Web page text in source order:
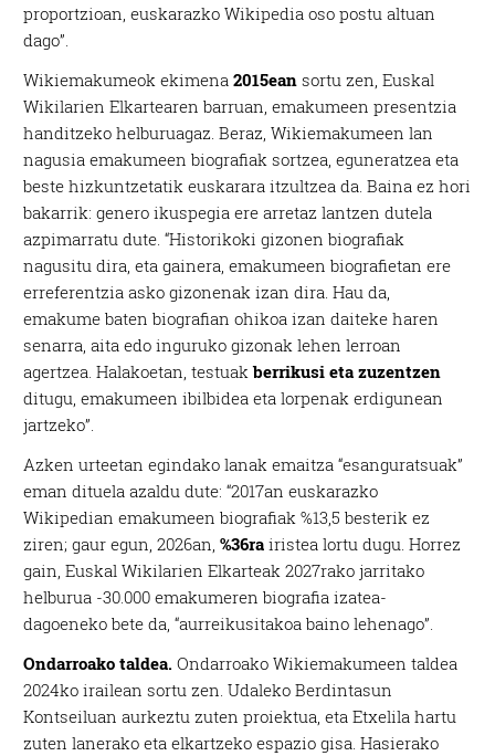
proportzioan, euskarazko Wikipedia oso postu altuan
dago”.
Wikiemakumeok ekimena2015ean sortu zen, Euskal
Wikilarien Elkartearen barruan, emakumeen presentzia
handitzeko helburuagaz. Beraz, Wikiemakumeen lan
nagusia emakumeen biografiak sortzea, eguneratzea eta
beste hizkuntzetatik euskarara itzultzea da. Baina ez hori
bakarrik: genero ikuspegia ere arretaz lantzen dutela
azpimarratu dute. “Historikoki gizonen biografiak
nagusitu dira, eta gainera, emakumeen biografietan ere
erreferentzia asko gizonenak izan dira. Hau da,
emakume baten biografian ohikoa izan daiteke haren
senarra, aita edo inguruko gizonak lehen lerroan
agertzea. Halakoetan, testuak berrikusi eta zuzentzen
ditugu, emakumeen ibilbidea eta lorpenak erdigunean
jartzeko”.
Azken urteetan egindako lanak emaitza “esanguratsuak”
eman dituela azaldu dute: “2017an euskarazko
Wikipedian emakumeen biografiak %13,5 besterik ez
ziren; gaur egun, 2026an, %36ra iristea lortu dugu. Horrez
gain, Euskal Wikilarien Elkarteak 2027rako jarritako
helburua -30.000 emakumeren biografia izatea-
dagoeneko bete da, “aurreikusitakoa baino lehenago”.
Ondarroako taldea. Ondarroako Wikiemakumeen taldea
2024ko irailean sortu zen. Udaleko Berdintasun
Kontseiluan aurkeztu zuten proiektua, eta Etxelila hartu
zuten lanerako eta elkartzeko espazio gisa. Hasierako